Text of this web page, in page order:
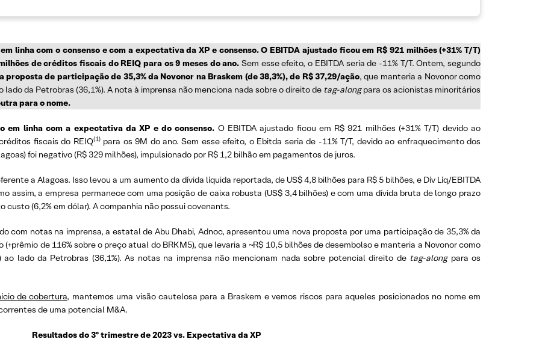
linha com o consenso e com a expectativa da XP e consenso. O EBITDA ajustado ficou em R$ 921 milhões (+31% T/T)
de créditos fiscais do REIQ para os 9 meses do ano. Sem esse efeito, o EBITDA seria de -11% T/T. Ontem, segundo
proposta de participação de 35,3% da Novonor na Braskem (de 38,3%), de R$ 37,29/ação, que manteria a Novonor como
da Petrobras (36,1%). A nota à imprensa não menciona nada sobre o direito de tag-alongpara os acionistas minoritários
para o nome.
em linha com a expectativa da XP e do consenso. O EBITDA ajustado ficou em R$ 921 milhões (+31% T/T) devido ao
fiscais do REIQ(1)para os 9M do ano. Sem esse efeito, o Ebitda seria de -11% T/T, devido ao enfraquecimento dos
foi negativo (R$ 329 milhões), impulsionado por R$ 1,2 bilhão em pagamentos de juros.
a Alagoas. Isso levou a um aumento da dívida líquida reportada, de US$ 4,8 bilhões para R$ 5 bilhões, e Dív Líq/EBITDA
assim, a empresa permanece com uma posição de caixa robusta (US$ 3,4 bilhões) e com uma dívida bruta de longo prazo
custo (6,2% em dólar). A companhia não possui covenants.
com notas na imprensa, a estatal de Abu Dhabi, Adnoc, apresentou uma nova proposta por uma participação de 35,3% da
(+prêmio de 116% sobre o preço atual do BRKM5), que levaria a ~R$ 10,5 bilhões de desembolso e manteria a Novonor como
lado da Petrobras (36,1%). As notas na imprensa não mencionam nada sobre potencial direito de tag-alongpara os
de cobertura, mantemos uma visão cautelosa para a Braskem e vemos riscos para aqueles posicionados no nome em
de uma potencial M&A.
Resultados do 3º trimestre de 2023 vs. Expectativa da XP